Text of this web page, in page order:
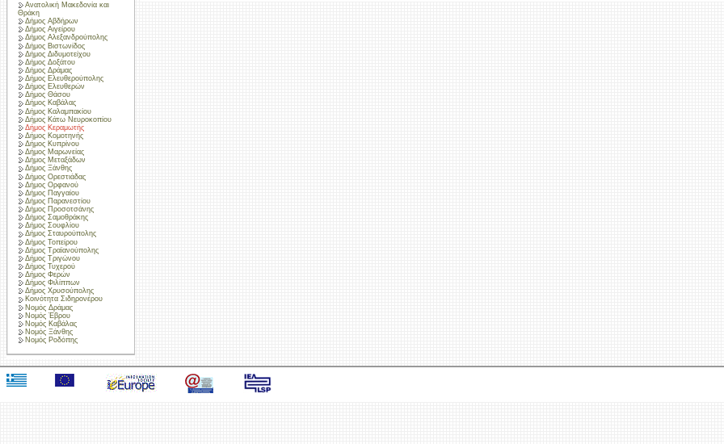
Ανατολική Μακεδονία και
Θράκη
Δήμος Αβδήρων
Δήμος Αιγείρου
Δήμος Αλεξανδρούπολης
Δήμος Βιστωνίδος
Δήμος Διδυμοτείχου
Δήμος Δοξάτου
Δήμος Δράμας
Δήμος Ελευθερούπολης
Δήμος Ελευθερών
Δήμος Θάσου
Δήμος Καβάλας
Δήμος Καλαμπακίου
Δήμος Κάτω Νευροκοπίου
Δήμος Κεραμωτής
Δήμος Κομοτηνής
Δήμος Κυπρίνου
Δήμος Μαρωνείας
Δήμος Μεταξάδων
Δήμος Ξάνθης
Δήμος Ορεστιάδας
Δήμος Ορφανού
Δήμος Παγγαίου
Δήμος Παρανεστίου
Δήμος Προσοτσάνης
Δήμος Σαμοθράκης
Δήμος Σουφλίου
Δήμος Σταυρούπολης
Δήμος Τοπείρου
Δήμος Τραϊανούπολης
Δήμος Τριγώνου
Δήμος Τυχερού
Δήμος Φερών
Δήμος Φιλίππων
Δήμος Χρυσούπολης
Κοινότητα Σιδηρονέρου
Νομός Δράμας
Νομός Έβρου
Νομός Καβάλας
Νομός Ξάνθης
Νομός Ροδόπης